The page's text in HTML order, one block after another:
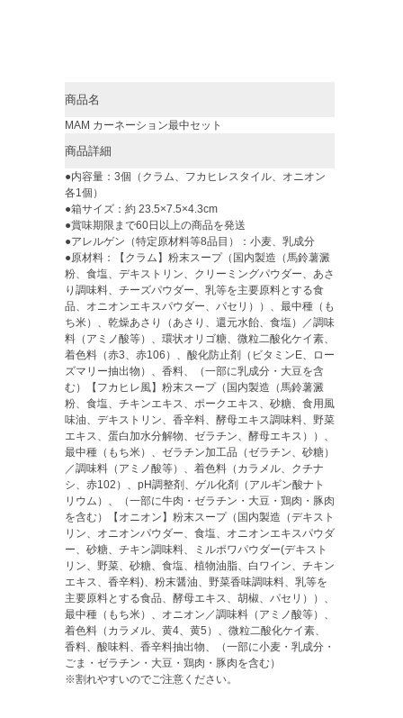
商品名
MAM カーネーション最中セット
商品詳細
●内容量：3個（クラム、フカヒレスタイル、オニオン
各1個）
●箱サイズ：約 23.5×7.5×4.3cm
●賞味期限まで60日以上の商品を発送
●アレルゲン（特定原材料等8品目）：小麦、乳成分
●原材料：【クラム】粉末スープ（国内製造（馬鈴薯澱
粉、食塩、デキストリン、クリーミングパウダー、あさ
り調味料、チーズパウダー、乳等を主要原料とする食
品、オニオンエキスパウダー、パセリ））、最中種（も
ち米）、乾燥あさり（あさり、還元水飴、食塩）／調味
料（アミノ酸等）、環状オリゴ糖、微粒二酸化ケイ素、
着色料（赤3、赤106）、酸化防止剤（ビタミンE、ロー
ズマリー抽出物）、香料、（一部に乳成分・大豆を含
む）【フカヒレ風】粉末スープ（国内製造（馬鈴薯澱
粉、食塩、チキンエキス、ポークエキス、砂糖、食用風
味油、デキストリン、香辛料、酵母エキス調味料、野菜
エキス、蛋白加水分解物、ゼラチン、酵母エキス））、
最中種（もち米）、ゼラチン加工品（ゼラチン、砂糖）
／調味料（アミノ酸等）、着色料（カラメル、クチナ
シ、赤102）、pH調整剤、ゲル化剤（アルギン酸ナト
リウム）、（一部に牛肉・ゼラチン・大豆・鶏肉・豚肉
を含む）【オニオン】粉末スープ（国内製造（デキスト
リン、オニオンパウダー、食塩、オニオンエキスパウダ
ー、砂糖、チキン調味料、ミルポワパウダー(デキスト
リン、野菜、砂糖、食塩、植物油脂、白ワイン、チキン
エキス、香辛料)、粉末醤油、野菜香味調味料、乳等を
主要原料とする食品、酵母エキス、胡椒、パセリ））、
最中種（もち米）、オニオン／調味料（アミノ酸等）、
着色料（カラメル、黄4、黄5）、微粒二酸化ケイ素、
香料、酸味料、香辛料抽出物、（一部に小麦・乳成分・
ごま・ゼラチン・大豆・鶏肉・豚肉を含む）
※割れやすいのでご注意ください。